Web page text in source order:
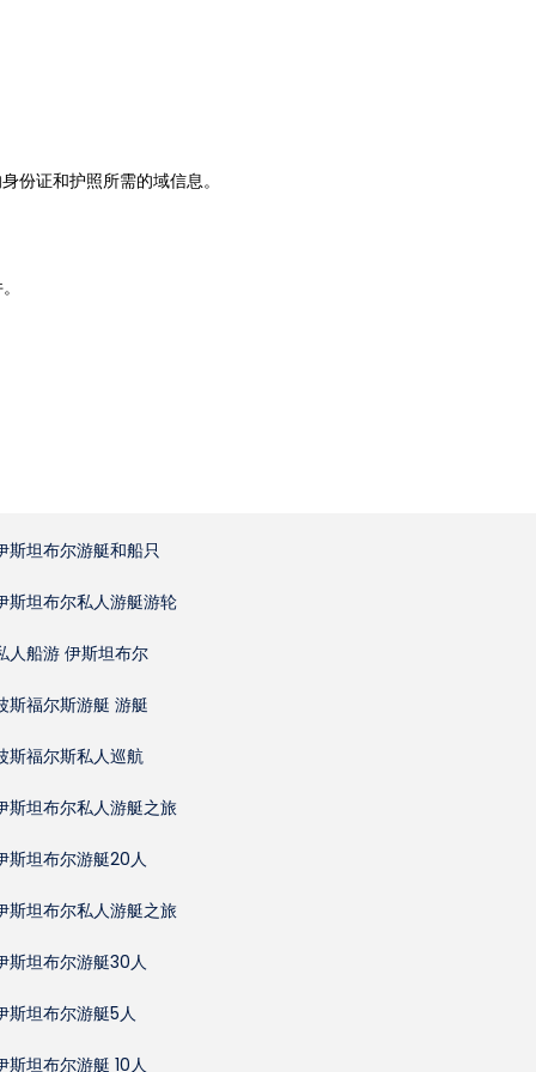
份证和护照所需的域信息。
斯坦布尔游艇和船只
斯坦布尔私人游艇游轮
人船游 伊斯坦布尔
斯福尔斯游艇 游艇
斯福尔斯私人巡航
斯坦布尔私人游艇之旅
斯坦布尔游艇20人
斯坦布尔私人游艇之旅
斯坦布尔游艇30人
斯坦布尔游艇5人
斯坦布尔游艇 10人